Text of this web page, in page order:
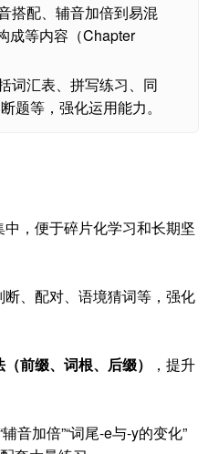
搭配、辅音加倍到易混
成等内容（Chapter
词汇表、拼写练习、同
题等，强化运用能力。
，便于碎片化学习和长期坚
、配对、语境猜词等，强化
前缀、词根、后缀）
，提升
音加倍”“词尾-e与-y的变化”